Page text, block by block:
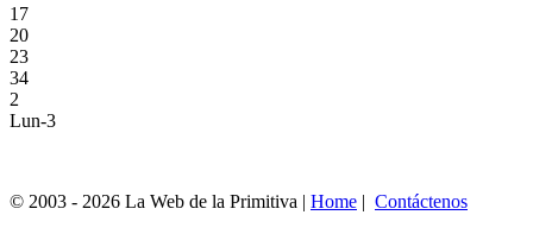
17
20
23
34
2
Lun-3
© 2003 - 2026 La Web de la Primitiva | Home | Contáctenos